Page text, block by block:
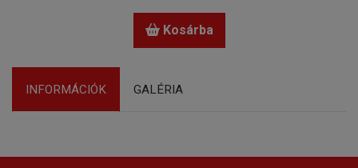
Kosárba
INFORMÁCIÓK GALÉRIA